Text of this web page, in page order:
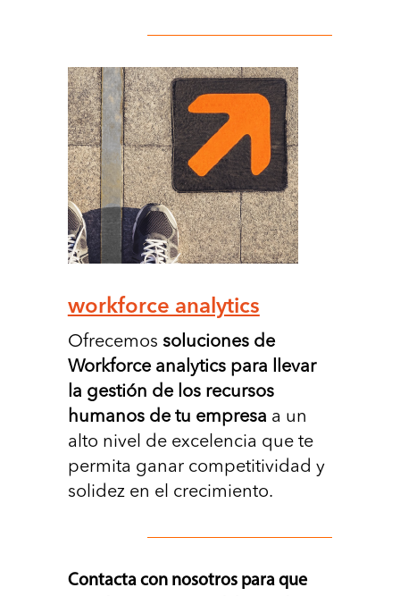
workforce analytics
Ofrecemos soluciones de
Workforce analytics para llevar
la gestión de los recursos
humanos de tu empresa a un
alto nivel de excelencia que te
permita ganar competitividad y
solidez en el crecimiento.
Contacta con nosotros para que